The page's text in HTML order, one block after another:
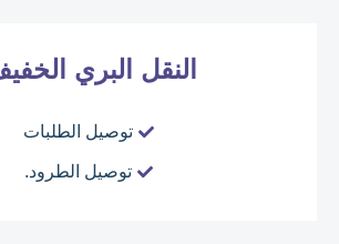
النقل البري الخفيف
توصيل الطلبات
توصيل الطرود.